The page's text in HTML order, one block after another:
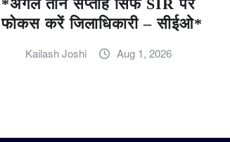
*अगले तीन सप्ताह सिर्फ SIR पर
फोकस करें जिलाधिकारी – सीईओ*
Kailash Joshi Aug 1, 2026